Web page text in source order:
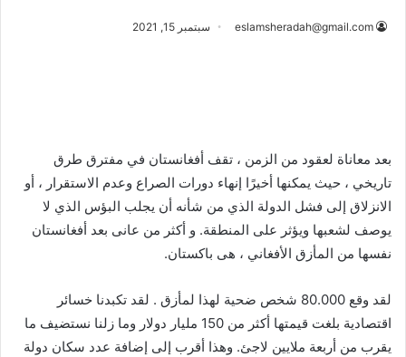
eslamsheradah@gmail.com سبتمبر 15, 2021
بعد معاناة لعقود من الزمن ، تقف أفغانستان في مفترق طرق
تاريخي ، حيث يمكنها أخيرًا إنهاء دورات الصراع وعدم الاستقرار ، أو
الانزلاق إلى فشل الدولة الذي من شأنه أن يجلب البؤس الذي لا
يوصف لشعبها ويؤثر على المنطقة. و أكثر من عانى بعد أفغانستان
نفسها من المأزق الأفغاني ، هى باكستان.
لقد وقع 80.000 شخص ضحية لهذا لمأزق . لقد تكبدنا خسائر
اقتصادية بلغت قيمتها أكثر من 150 مليار دولار وما زلنا نستضيف ما
يقرب من أربعة ملايين لاجئ. وهذا أقرب إلى إضافة عدد سكان دولة